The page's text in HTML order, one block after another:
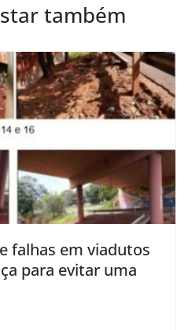
também
falhas em viadutos
para evitar uma